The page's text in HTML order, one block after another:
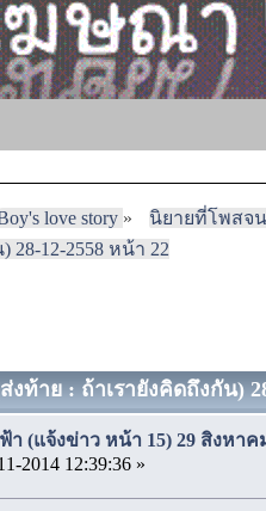
love story » นิยายที่โพสจ
28-12-2558 หน้า 22
ท้าย : ถ้าเรายังคิดถึงกัน)
า (แจ้งข่าว หน้า 15) 29 สิงหาค
2014 12:39:36 »